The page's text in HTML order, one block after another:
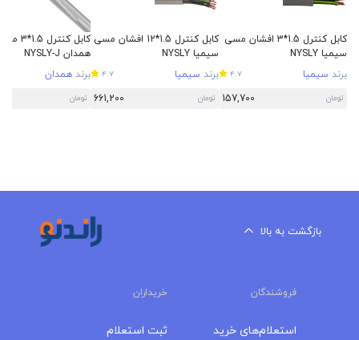
کابل کنترل 1.5*3 افشان مسی
سیمیا NYSLY
برند سیمیا 4.7
تومان 157,700
کابل کنترل 1.5*12 افشان مسی
سیمیا NYSLY
برند سیمیا 4.7
تومان 661,200
کابل
همدان NYSLY-J
برند همدان
تومان
بازگشت به بالا
فروشندگان خریداران
استعلام‌های خرید ثبت استعلام